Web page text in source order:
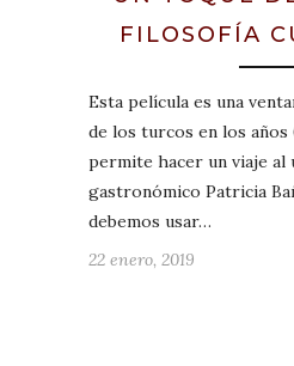
FILOSOFÍA
Esta película es una
de los turcos en los años
permite hacer un viaje al
gastronómico Patricia
debemos usar…
22 enero, 2019